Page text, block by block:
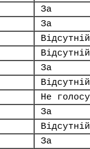
За
За
Відсутній
Відсутній
За
Відсутній
Не
За
Відсутній
За